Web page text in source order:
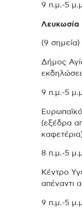
9 π.μ.-5
Λευκωσία
(9 σημεία)
Δήμος
9 π.μ.-5
(εξέδρα
8 π.μ.-5
Κέντρο
απέναντι
9 π.μ.-5